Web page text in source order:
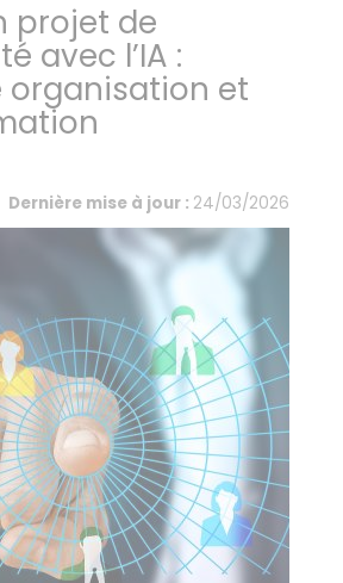
projet de
avec l’IA :
organisation et
Dernière mise à jour : 24/03/2026